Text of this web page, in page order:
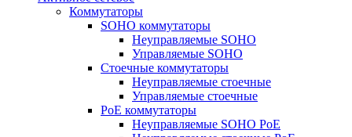
Коммутаторы
SOHO коммутаторы
Неуправляемые SOHO
Управляемые SOHO
Стоечные коммутаторы
Неуправляемые стоечные
Управляемые стоечные
PoE коммутаторы
Неуправляемые SOHO PoE